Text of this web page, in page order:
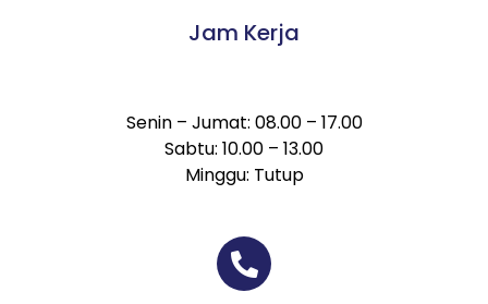
Jam Kerja
Senin – Jumat: 08.00 – 17.00
Sabtu: 10.00 – 13.00
Minggu: Tutup